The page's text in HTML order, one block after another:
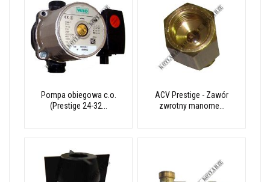
Pompa obiegowa c.o.
(Prestige 24-32...
ACV Prestige - Zawór
zwrotny manome...